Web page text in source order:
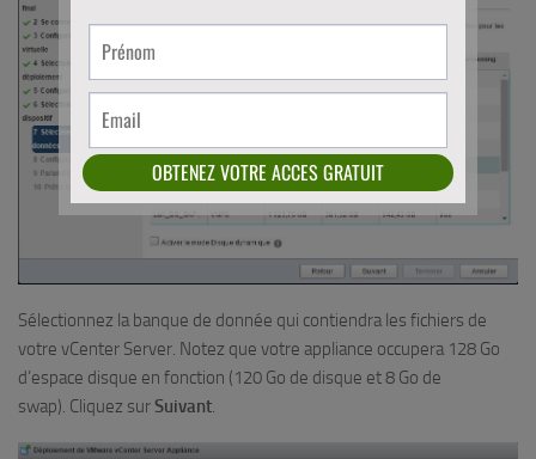
Sélectionnez la banque de donnée qui contiendra les fichiers de
votre vCenter Server. Notez que votre appliance occupera 128 Go
d’espace disque en fonction (120 Go de disque et 8 Go de
swap). Cliquez surSuivant.